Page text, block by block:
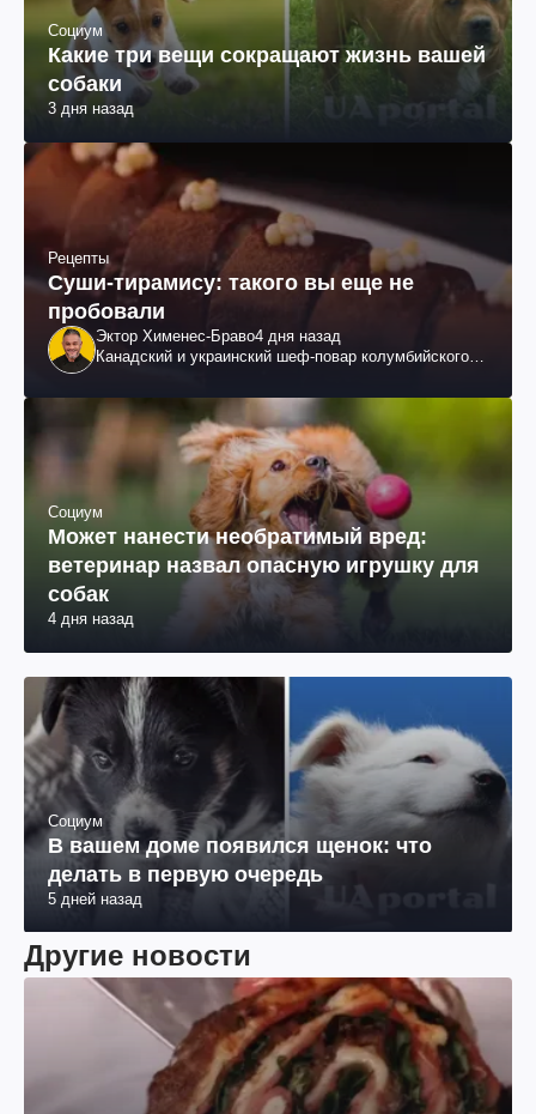
Социум
Какие три вещи сокращают жизнь вашей
собаки
3 дня назад
Рецепты
Суши-тирамису: такого вы еще не
пробовали
Эктор Хименес-Браво4 дня назад
Канадский и украинский шеф-повар колумбийского
Социум
Может нанести необратимый вред:
ветеринар назвал опасную игрушку для
собак
4 дня назад
Социум
В вашем доме появился щенок: что
делать в первую очередь
5 дней назад
Другие новости